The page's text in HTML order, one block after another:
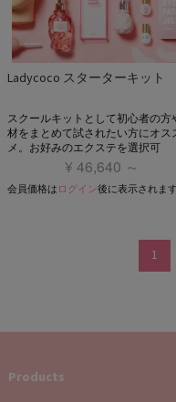
Ladycoco スターターキット
スクールキットとして初心者の方
材をまとめて試されたい方にオス
メ。お好みのエクステを選択可
¥ 46,640 ～
会員価格は ログイン後に表示されます
1
Products